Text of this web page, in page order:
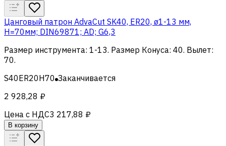
Цанговый патрон AdvaCut SK40, ER20, ø1-13 мм,
H=70мм; DIN69871; AD; G6,3
Размер инструмента: 1-13. Размер Конуса: 40. Вылет:
70.
S40ER20H70 Заканчивается
2 928,28 ₽
Цена с НДС3 217,88 ₽
В корзину